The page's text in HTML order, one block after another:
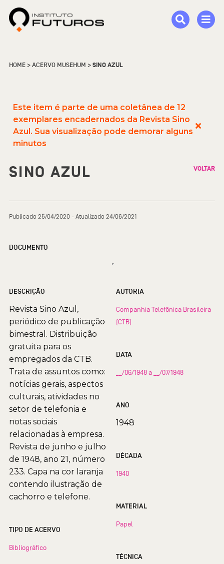
HOME>ACERVO MUSEHUM >SINO AZUL
Este item é parte de uma coletânea de 12
exemplares encadernados da Revista Sino
Azul. Sua visualização pode demorar alguns
minutos
SINO AZUL VOLTAR
Publicado 25/04/2020 - Atualizado 24/06/2021
DOCUMENTO
DESCRIÇÃO
Revista Sino Azul,
periódico de publicação
bimestral. Distribuição
gratuita para os
empregados da CTB.
Trata de assuntos como:
notícias gerais, aspectos
culturais, atividades no
setor de telefonia e
notas sociais
relacionadas à empresa.
Revista de junho e julho
de 1948, ano 21, número
233. Capa na cor laranja
contendo ilustração de
cachorro e telefone.
TIPO DE ACERVO
Bibliográfico
AUTORIA
Companhia Telefônica Brasileira
(CTB)
DATA
__/06/1948 a __/07/1948
ANO
1948
DÉCADA
1940
MATERIAL
Papel
TÉCNICA